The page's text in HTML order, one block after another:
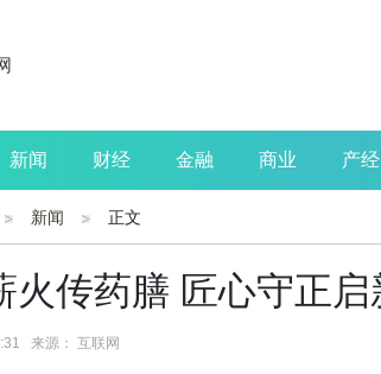
新闻 财经 金融 商业 产经
生活 读书
新闻 正文
火传药膳 匠心守正启
来源： 互联网